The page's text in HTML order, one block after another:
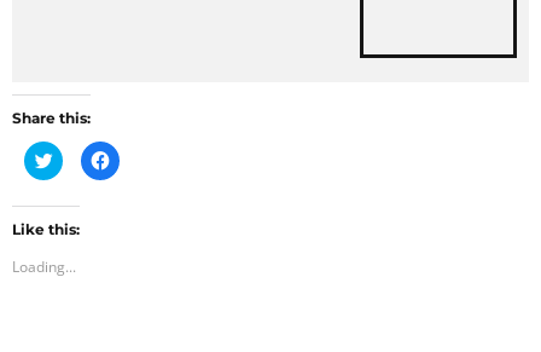
Share this:
C
l
t
s
C
l
Like this:
Loading...